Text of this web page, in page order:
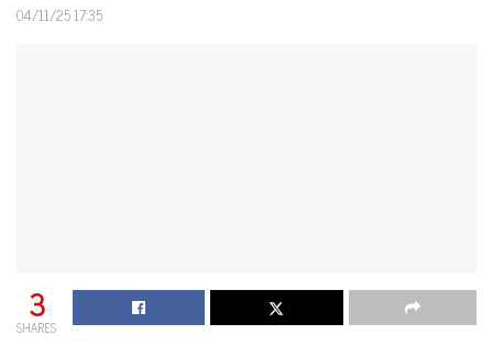
04/11/25 17:35
3
SHARES